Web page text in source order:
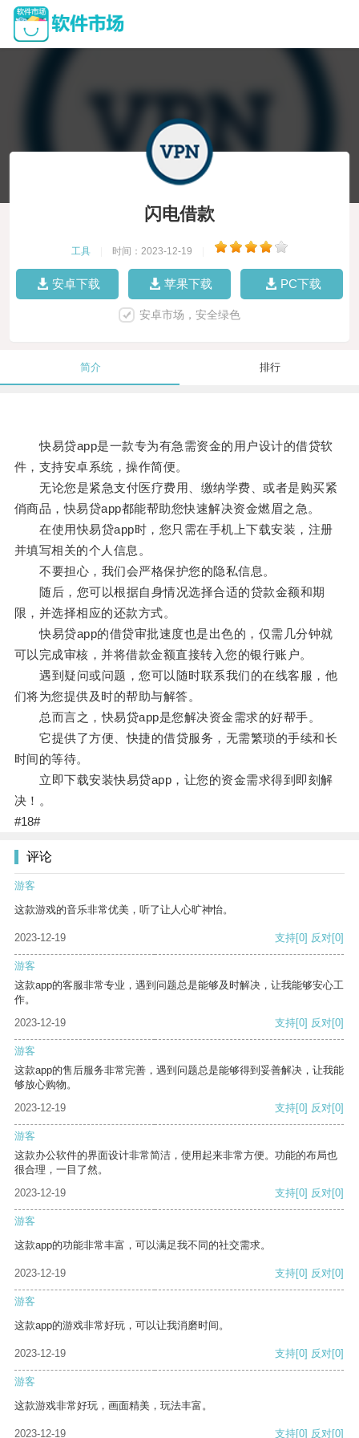
闪电借款
工具 时间：2023-12-19
安卓下载 苹果下载 PC下载
安卓市场，安全绿色
简介 排行
快易贷app是一款专为有急需资金的用户设计的借贷软
件，支持安卓系统，操作简便。
无论您是紧急支付医疗费用、缴纳学费、或者是购买紧
俏商品，快易贷app都能帮助您快速解决资金燃眉之急。
在使用快易贷app时，您只需在手机上下载安装，注册
并填写相关的个人信息。
不要担心，我们会严格保护您的隐私信息。
随后，您可以根据自身情况选择合适的贷款金额和期
限，并选择相应的还款方式。
快易贷app的借贷审批速度也是出色的，仅需几分钟就
可以完成审核，并将借款金额直接转入您的银行账户。
遇到疑问或问题，您可以随时联系我们的在线客服，他
们将为您提供及时的帮助与解答。
总而言之，快易贷app是您解决资金需求的好帮手。
它提供了方便、快捷的借贷服务，无需繁琐的手续和长
时间的等待。
立即下载安装快易贷app，让您的资金需求得到即刻解
决！。
#18#
评论
游客
这款游戏的音乐非常优美，听了让人心旷神怡。
2023-12-19 支持[0] 反对[0]
游客
这款app的客服非常专业，遇到问题总是能够及时解决，让我能够安心工
作。
2023-12-19
支持[0] 反对[0]
游客
这款app的售后服务非常完善，遇到问题总是能够得到妥善解决，让我能
够放心购物。
2023-12-19
支持[0] 反对[0]
游客
这款办公软件的界面设计非常简洁，使用起来非常方便。功能的布局也
很合理，一目了然。
2023-12-19
支持[0] 反对[0]
游客
这款app的功能非常丰富，可以满足我不同的社交需求。
2023-12-19 支持[0] 反对[0]
游客
这款app的游戏非常好玩，可以让我消磨时间。
2023-12-19 支持[0] 反对[0]
游客
这款游戏非常好玩，画面精美，玩法丰富。
2023-12-19 支持[0] 反对[0]